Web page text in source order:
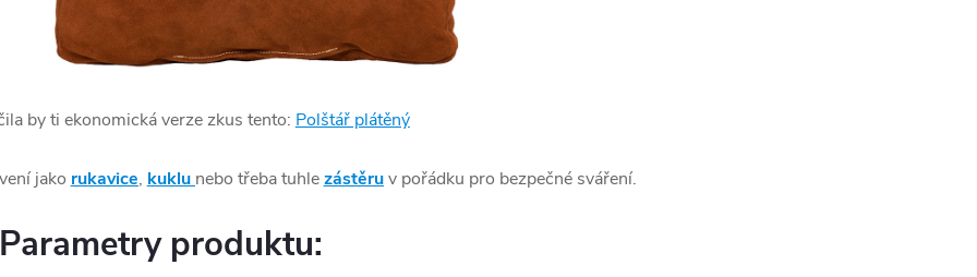
by ti ekonomická verze zkus tento: Polštář plátěný
jako rukavice, kuklu nebo třeba tuhlezástěruv pořádku pro bezpečné sváření.
Parametry produktu: